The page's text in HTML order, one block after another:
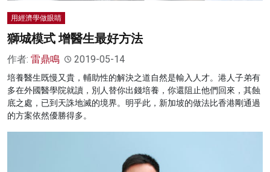
用經濟學做眼睛
獅城模式 增醫生最好方法
作者: 雷鼎鳴 2019-05-14
培養醫生既慢又貴，輔助性的解決之道自然是輸入人才。港人子弟有
多在外國醫學院就讀，別人替你出錢培養，你還阻止他們回來，其蝕
底之處，已到天誅地滅的境界。明乎此，新加坡的做法比香港剛通過
的方案依然優勝得多。